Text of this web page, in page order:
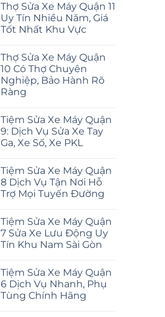
Thợ Sửa Xe Máy Quận 11
Uy Tín Nhiều Năm, Giá
Tốt Nhất Khu Vực
Thợ Sửa Xe Máy Quận
10 Có Thợ Chuyên
Nghiệp, Bảo Hành Rõ
Ràng
Tiệm Sửa Xe Máy Quận
9: Dịch Vụ Sửa Xe Tay
Ga, Xe Số, Xe PKL
Tiệm Sửa Xe Máy Quận
8 Dịch Vụ Tận Nơi Hỗ
Trợ Mọi Tuyến Đường
Tiệm Sửa Xe Máy Quận
7 Sửa Xe Lưu Động Uy
Tín Khu Nam Sài Gòn
Tiệm Sửa Xe Máy Quận
6 Dịch Vụ Nhanh, Phụ
Tùng Chính Hãng